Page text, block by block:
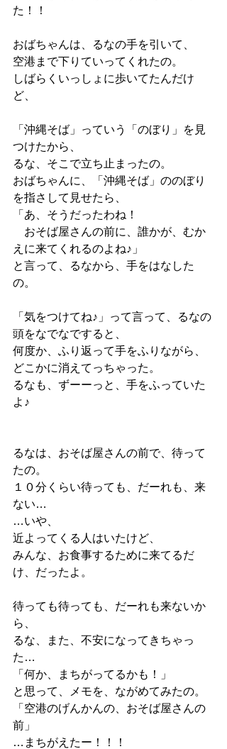
た！！
おばちゃんは、るなの手を引いて、
空港まで下りていってくれたの。
しばらくいっしょに歩いてたんだけ
ど、
「沖縄そば」っていう「のぼり」を見
つけたから、
るな、そこで立ち止まったの。
おばちゃんに、「沖縄そば」ののぼり
を指さして見せたら、
「あ、そうだったわね！
おそば屋さんの前に、誰かが、むか
えに来てくれるのよね♪」
と言って、るなから、手をはなした
の。
「気をつけてね♪」って言って、るなの
頭をなでなですると、
何度か、ふり返って手をふりながら、
どこかに消えてっちゃった。
るなも、ずーーっと、手をふっていた
よ♪
るなは、おそば屋さんの前で、待って
たの。
１０分くらい待っても、だーれも、来
ない…
…いや、
近よってくる人はいたけど、
みんな、お食事するために来てるだ
け、だったよ。
待っても待っても、だーれも来ないか
ら、
るな、また、不安になってきちゃっ
た…
「何か、まちがってるかも！」
と思って、メモを、ながめてみたの。
「空港のげんかんの、おそば屋さんの
前」
…まちがえたー！！！